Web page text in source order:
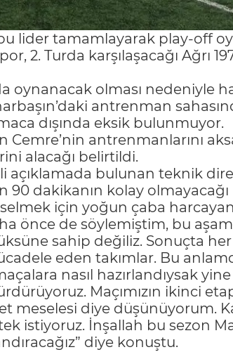
lider tamamlayarak play-off
2. Turda karşılaşacağı Ağrı
oynanacak olması nedeniyle
antrenman
dışında eksik bulunmuyor.
antrenmanlarını
alacağı belirtildi.
açıklamada bulunan teknik
dakikanın kolay olmayacağı
için yoğun çaba
önce de söylemiştim, bu
sahip değiliz. Sonuçta
eden takımlar. Bu
nasıl hazırlandıysak
Maçımızın ikinci
meselesi diye düşünüyorum.
istiyoruz. İnşallah bu sezon
diye konuştu.